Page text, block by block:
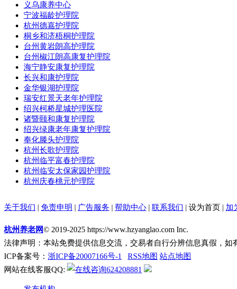
义乌康养中心
宁波福龄护理院
杭州德嘉护理院
桐乡和济梧桐护理院
台州黄岩朗高护理院
台州椒江朗高康复护理院
海宁静安康复护理院
长兴和康护理院
金华银湖护理院
瑞安红景天老年护理院
绍兴柯桥星城护理医院
诸暨颐和康复护理院
绍兴绿康老年康复护理院
奉化滕头护理院
杭州长歌护理院
杭州临平富春护理院
杭州临安太保家园护理院
杭州庆春桃元护理院
关于我们 | 免责申明 | 广告服务 | 帮助中心 | 联系我们 | 设为首页 | 加
杭州养老网© 2019-2025 https://www.hzyanglao.com Inc.
法律声明：本站免费提供信息交流，交易者自行分辨信息真假，
ICP备案号： 浙ICP备20007166号-1 RSS地图 站点地图
网站在线客服QQ:
624208881